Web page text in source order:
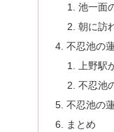
池一面
朝に訪
不忍池の
上野駅
不忍池
不忍池の
まとめ